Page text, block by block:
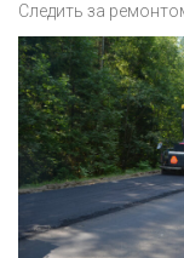
Следить за